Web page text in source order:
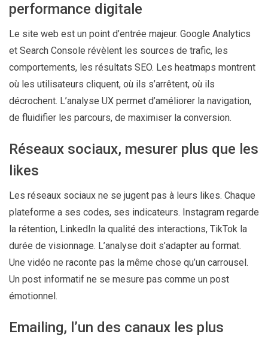
performance digitale
Le site web est un point d’entrée majeur. Google Analytics
et Search Console révèlent les sources de trafic, les
comportements, les résultats SEO. Les heatmaps montrent
où les utilisateurs cliquent, où ils s’arrêtent, où ils
décrochent. L’analyse UX permet d’améliorer la navigation,
de fluidifier les parcours, de maximiser la conversion.
Réseaux sociaux, mesurer plus que les
likes
Les réseaux sociaux ne se jugent pas à leurs likes. Chaque
plateforme a ses codes, ses indicateurs. Instagram regarde
la rétention, LinkedIn la qualité des interactions, TikTok la
durée de visionnage. L’analyse doit s’adapter au format.
Une vidéo ne raconte pas la même chose qu’un carrousel.
Un post informatif ne se mesure pas comme un post
émotionnel.
Emailing, l’un des canaux les plus